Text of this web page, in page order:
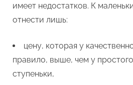
имеет недостатков. К
отнести лишь:
цену, которая у
правило, выше, чем у
ступеньки,